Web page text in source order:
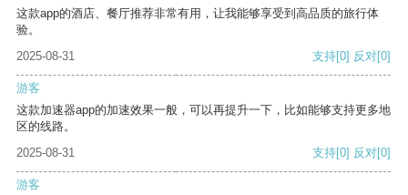
这款app的酒店、餐厅推荐非常有用，让我能够享受到高品质的旅行体
验。
2025-08-31
支持[0] 反对[0]
游客
这款加速器app的加速效果一般，可以再提升一下，比如能够支持更多地
区的线路。
2025-08-31
支持[0] 反对[0]
游客